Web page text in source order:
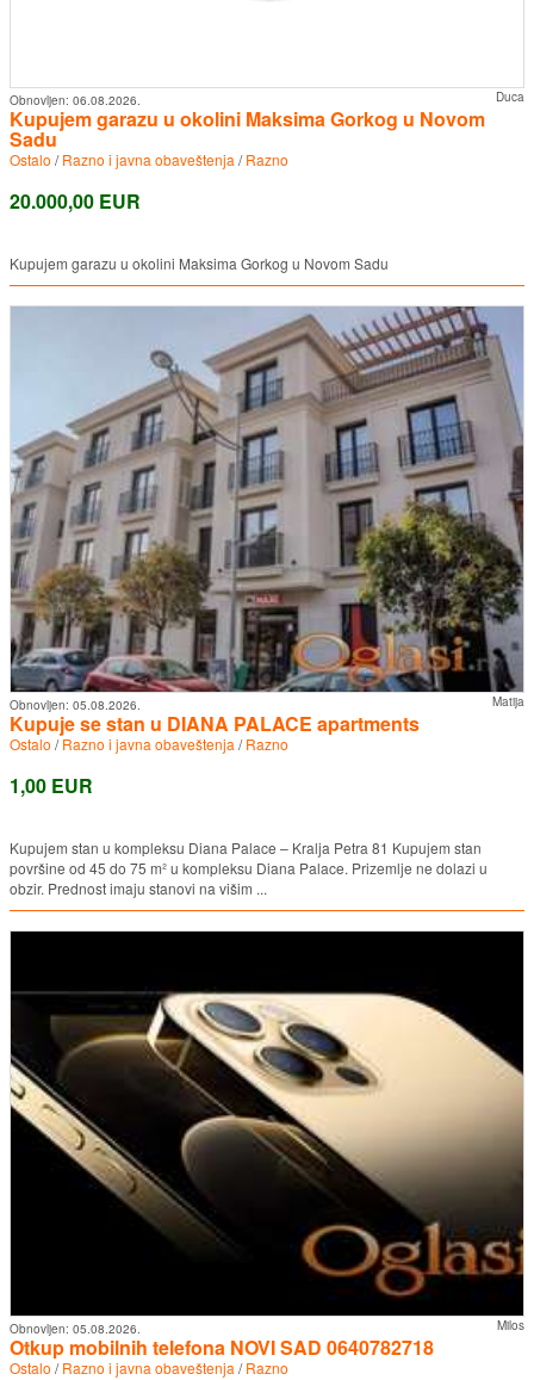
Duca
Obnovljen: 06.08.2026.
Kupujem garazu u okolini Maksima Gorkog u Novom
Sadu
Ostalo /Razno i javna obaveštenja /Razno
20.000,00 EUR
Kupujem garazu u okolini Maksima Gorkog u Novom Sadu
Matija
Obnovljen: 05.08.2026.
Kupuje se stan u DIANA PALACE apartments
Ostalo /Razno i javna obaveštenja /Razno
1,00 EUR
Kupujem stan u kompleksu Diana Palace – Kralja Petra 81 Kupujem stan
površine od 45 do 75 m² u kompleksu Diana Palace. Prizemlje ne dolazi u
obzir. Prednost imaju stanovi na višim ...
Milos
Obnovljen: 05.08.2026.
Otkup mobilnih telefona NOVI SAD 0640782718
Ostalo /Razno i javna obaveštenja /Razno